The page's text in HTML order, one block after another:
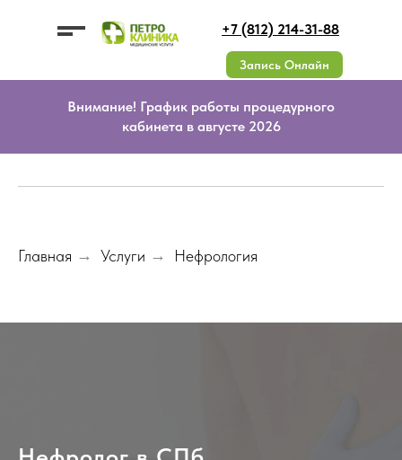
+7 (812) 214-31-88
Запись Онлайн
Внимание! График работы процедурного
кабинета в августе 2026
Главная → Услуги → Нефрология